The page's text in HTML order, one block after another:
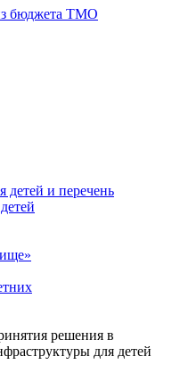
бюджета ТМО
детей и перечень
решения в
для детей